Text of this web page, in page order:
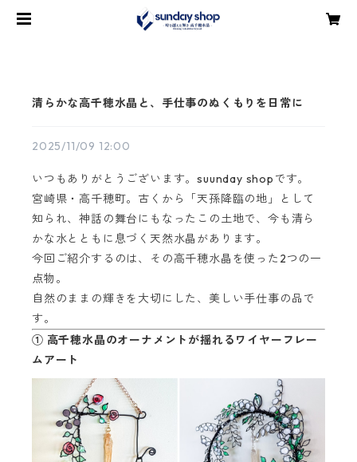
清らかな高千穂水晶と、手仕事のぬくもりを日常に
2025/11/09 12:00
いつもありがとうございます。suunday shopです。
宮崎県・高千穂町。古くから「天孫降臨の地」として
知られ、神話の舞台にもなったこの土地で、今も清ら
かな水とともに息づく天然水晶があります。
今回ご紹介するのは、その高千穂水晶を使った2つの一
点物。
自然のままの輝きを大切にした、美しい手仕事の品で
す。
① 高千穂水晶のオーナメントが揺れるワイヤーフレー
ムアート